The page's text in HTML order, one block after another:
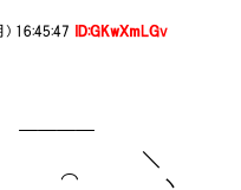
16:45:47 ID:GKwXmLGv
￣
ヽ